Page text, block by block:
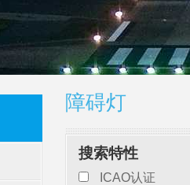
障碍灯
搜索特性
ICAO认证